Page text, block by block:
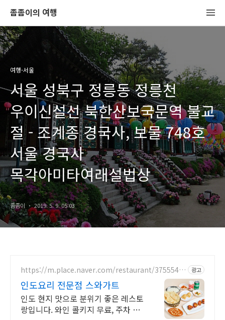
좀좀이의 여행
여행-서울
서울 성북구 정릉동 정릉천
우이신설선 북한산보국문역 불교
절 - 조계종 경국사, 보물 748호
서울 경국사
목각아미타여래설법상
좀좀이 2019. 5. 9. 05:03
https://m.place.naver.com/restaurant/3755547
광고
인도요리 전문점 스와가트
인도 현지 맛으로 분위기 좋은 레스토
랑입니다. 와인 콜키지 무료, 주차 가